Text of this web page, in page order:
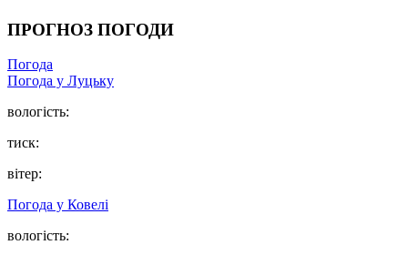
ПРОГНОЗ ПОГОДИ
Погода
Погода у Луцьку
вологість:
тиск:
вітер:
Погода у Ковелі
вологість: